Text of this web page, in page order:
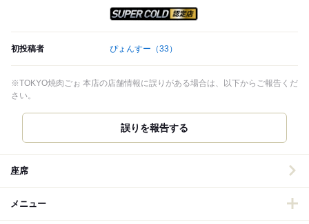
初投稿者 ぴょんすー （33）
※TOKYO焼肉ごぉ 本店の店舗情報に誤りがある場合は、以下からご報告くだ
さい。
誤りを報告する
座席
メニュー